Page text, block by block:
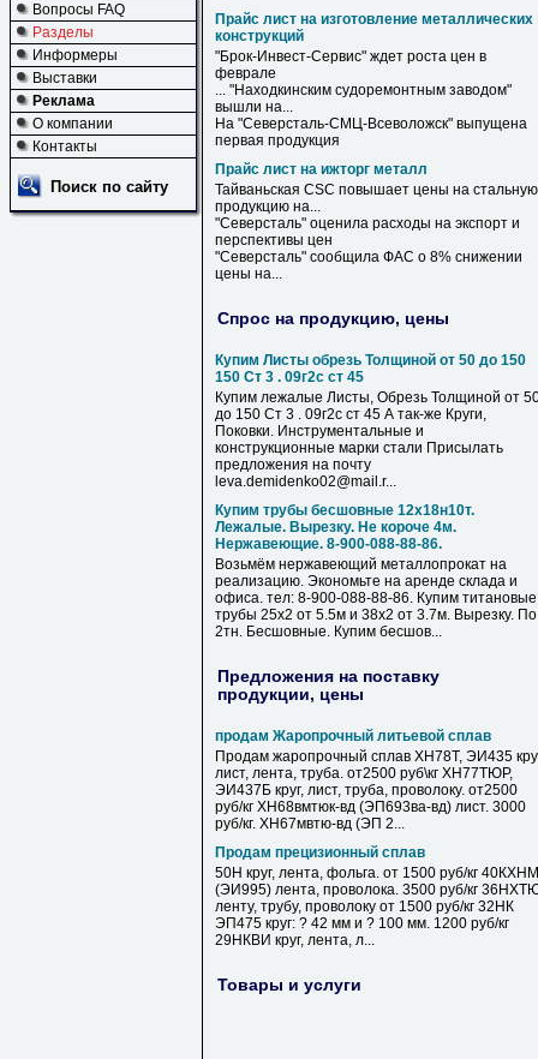
Вопросы FAQ
Разделы
Информеры
Выставки
Реклама
О компании
Контакты
Поиск по сайту
Прайс лист на изготовление металлических
конструкций
"Брок-Инвест-Сервис" ждет роста цен в
феврале
... "Находкинским судоремонтным заводом"
вышли на...
На "Северсталь-СМЦ-Всеволожск" выпущена
первая продукция
Прайс лист на ижторг металл
Тайваньская CSC повышает цены на стальную
продукцию на...
"Северсталь" оценила расходы на экспорт и
перспективы цен
"Северсталь" сообщила ФАС о 8% снижении
цены на...
Спрос на продукцию, цены
Купим Листы обрезь Толщиной от 50 до 150
150 Ст 3 . 09г2с ст 45
Купим лежалые Листы, Обрезь Толщиной от
до 150 Ст 3 . 09г2с ст 45 А так-же Круги,
Поковки. Инструментальные и
конструкционные марки стали Присылать
предложения на почту
leva.demidenko02@mail.r...
Купим трубы бесшовные 12х18н10т.
Лежалые. Вырезку. Не короче 4м.
Нержавеющие. 8-900-088-88-86.
Возьмём нержавеющий металлопрокат на
реализацию. Экономьте на аренде склада и
офиса. тел: 8-900-088-88-86. Купим титановые
трубы 25х2 от 5.5м и 38х2 от 3.7м. Вырезку. По
2тн. Бесшовные. Купим бесшов...
Предложения на поставку
продукции, цены
продам Жаропрочный литьевой сплав
Продам жаропрочный сплав ХН78Т, ЭИ435
лист, лента, труба. от2500 руб\кг ХН77ТЮР,
ЭИ437Б круг, лист, труба, проволоку. от2500
руб/кг ХН68вмтюк-вд (ЭП693ва-вд) лист. 3000
руб/кг. ХН67мвтю-вд (ЭП 2...
Продам прецизионный сплав
50Н круг, лента, фольга. от 1500 руб/кг 40КХНМ
(ЭИ995) лента, проволока. 3500 руб/кг
ленту, трубу, проволоку от 1500 руб/кг 32НК
ЭП475 круг: ? 42 мм и ? 100 мм. 1200 руб/кг
29НКВИ круг, лента, л...
Товары и услуги